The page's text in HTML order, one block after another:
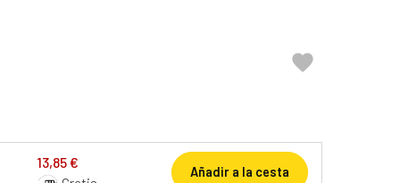

13,85 €
Añadir a la cesta